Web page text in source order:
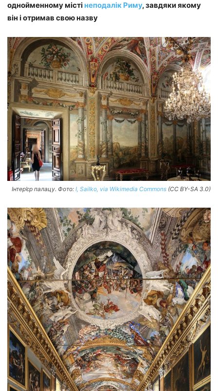
однойменному місті неподалік Риму, завдяки якому
він і отримав свою назву
Інтер’єр палацу. Фото: I, Sailko, via Wikimedia Commons (CC BY-SA 3.0)